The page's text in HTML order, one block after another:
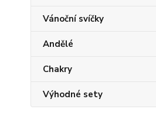
Vánoční svíčky
Andělé
Chakry
Výhodné sety